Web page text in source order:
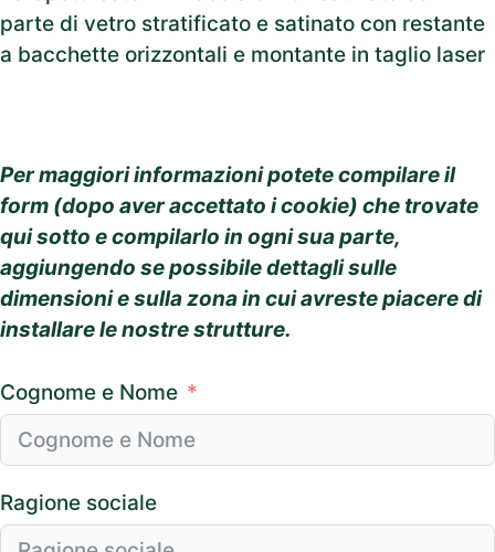
parte di vetro stratificato e satinato con restante
a bacchette orizzontali e montante in taglio laser
Per maggiori informazioni potete compilare il
form (dopo aver accettato i cookie) che trovate
qui sotto e compilarlo in ogni sua parte,
aggiungendo se possibile dettagli sulle
dimensioni e sulla zona in cui avreste piacere di
installare le nostre strutture.
Cognome e Nome
Ragione sociale